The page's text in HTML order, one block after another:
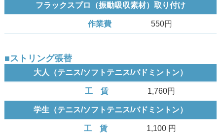
フラックスプロ（振動吸収素材）取り付け
550円
■ストリング張替
大人（テニス/ソフトテニス/バドミントン）
1,760円
学生（テニス/ソフトテニス/バドミントン）
1,100 円